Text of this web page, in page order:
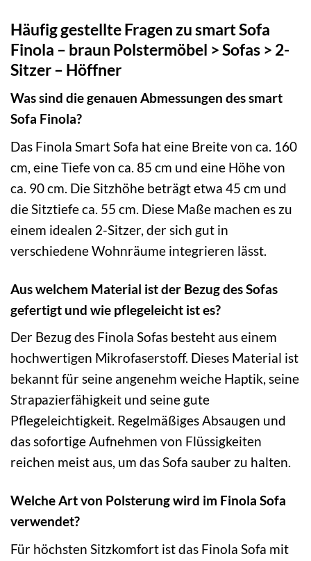
Häufig gestellte Fragen zu smart Sofa
Finola – braun Polstermöbel > Sofas > 2-
Sitzer – Höffner
Was sind die genauen Abmessungen des smart
Sofa Finola?
Das Finola Smart Sofa hat eine Breite von ca. 160
cm, eine Tiefe von ca. 85 cm und eine Höhe von
ca. 90 cm. Die Sitzhöhe beträgt etwa 45 cm und
die Sitztiefe ca. 55 cm. Diese Maße machen es zu
einem idealen 2-Sitzer, der sich gut in
verschiedene Wohnräume integrieren lässt.
Aus welchem Material ist der Bezug des Sofas
gefertigt und wie pflegeleicht ist es?
Der Bezug des Finola Sofas besteht aus einem
hochwertigen Mikrofaserstoff. Dieses Material ist
bekannt für seine angenehm weiche Haptik, seine
Strapazierfähigkeit und seine gute
Pflegeleichtigkeit. Regelmäßiges Absaugen und
das sofortige Aufnehmen von Flüssigkeiten
reichen meist aus, um das Sofa sauber zu halten.
Welche Art von Polsterung wird im Finola Sofa
verwendet?
Für höchsten Sitzkomfort ist das Finola Sofa mit